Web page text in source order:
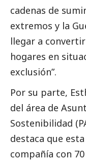
cadenas de
extremos y la
llegar a
hogares en
exclusión”.
Por su parte,
del área de
Sostenibilidad
destaca que
compañía con